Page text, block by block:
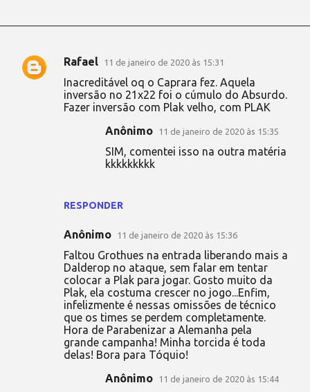
C
Rafael 11 de janeiro de 2020 às 15:31
Inacreditável oq o Caprara fez. Aquela
inversão no 21x22 foi o cúmulo do Absurdo.
Fazer inversão com Plak velho, com PLAK
RESPONDER
Anônimo 11 de janeiro de 2020 às 15:35
SIM, comentei isso na outra matéria
kkkkkkkkk
Anônimo 11 de janeiro de 2020 às 15:36
Faltou Grothues na entrada liberando mais a
Dalderop no ataque, sem falar em tentar
colocar a Plak para jogar. Gosto muito da
Plak, ela costuma crescer no jogo...Enfim,
infelizmente é nessas omissões de técnico
que os times se perdem completamente.
Hora de Parabenizar a Alemanha pela
grande campanha! Minha torcida é toda
delas! Bora para Tóquio!
Anônimo 11 de janeiro de 2020 às 15:44